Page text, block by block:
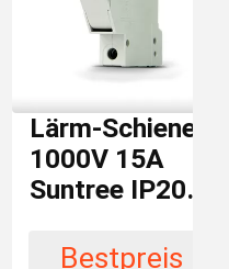
1-30A
1000V
Lärm-Schiene
1000V 15A
Suntree IP20
Sicherungs-
Bestpreis